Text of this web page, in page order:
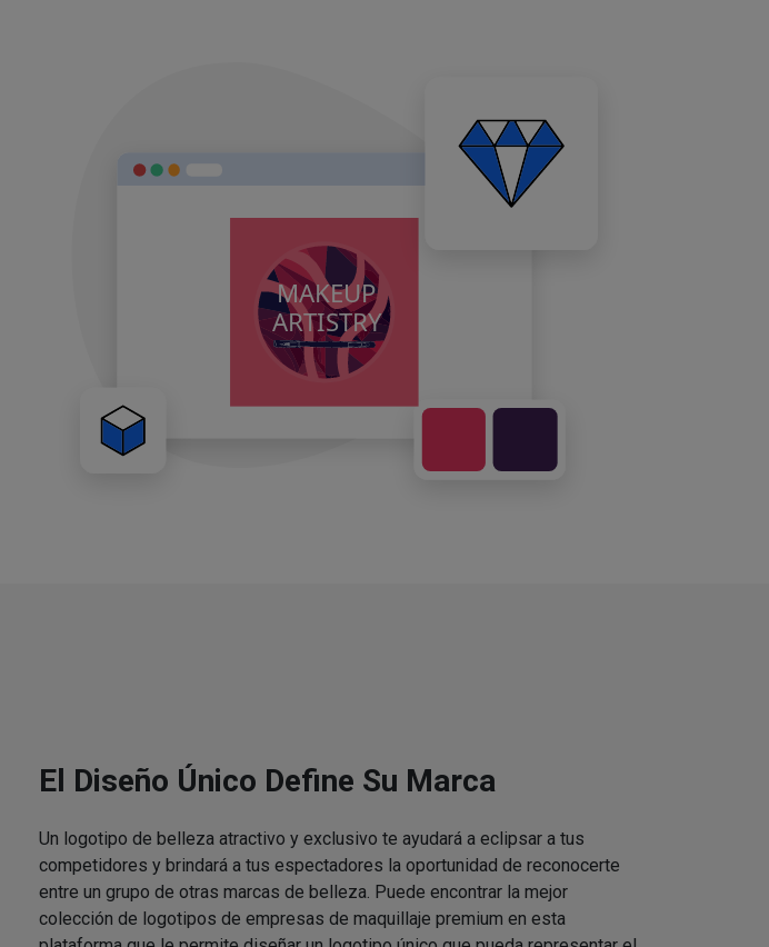
El Diseño Único Define Su Marca
Un logotipo de belleza atractivo y exclusivo te ayudará a eclipsar a tus
competidores y brindará a tus espectadores la oportunidad de reconocerte
entre un grupo de otras marcas de belleza. Puede encontrar la mejor
colección de logotipos de empresas de maquillaje premium en esta